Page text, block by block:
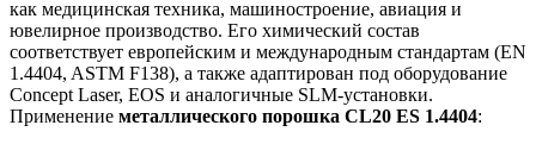
как медицинская техника, машиностроение, авиация и
ювелирное производство. Его химический состав
соответствует европейским и международным стандартам (EN
1.4404, ASTM F138), а также адаптирован под оборудование
Concept Laser, EOS и аналогичные SLM-установки.
Применение металлического порошка CL20 ES 1.4404: